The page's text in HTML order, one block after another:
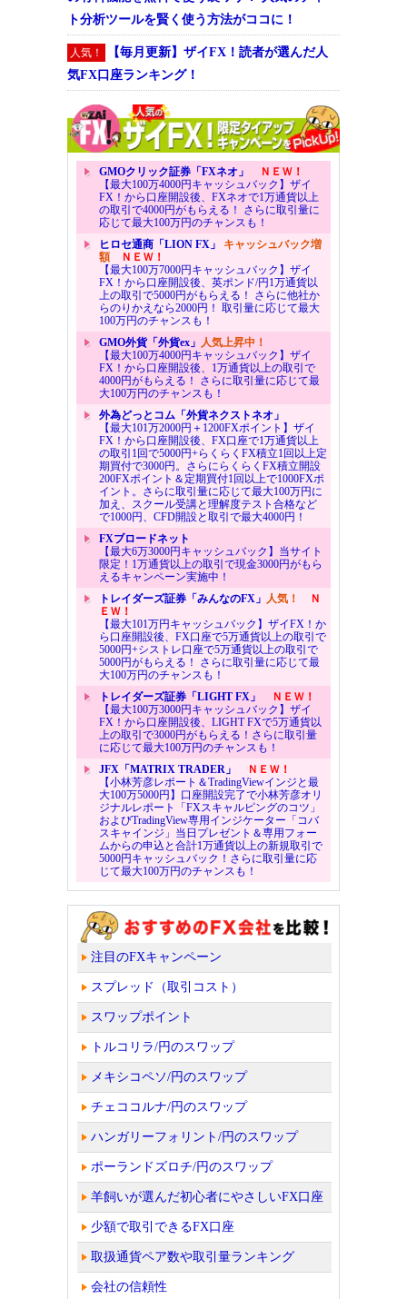
ト分析ツールを賢く使う方法がココに！
人気！
【毎月更新】ザイFX！読者が選んだ人
気FX口座ランキング！
GMOクリック証券「FXネオ」
ＮＥＷ！
【最大100万4000円キャッシュバック】ザイ
FX！から口座開設後、FXネオで1万通貨以上
の取引で4000円がもらえる！ さらに取引量に
応じて最大100万円のチャンスも！
ヒロセ通商「LION FX」 キャッシュバック増
額ＮＥＷ！
【最大100万7000円キャッシュバック】ザイ
FX！から口座開設後、英ポンド/円1万通貨以
上の取引で5000円がもらえる！ さらに他社か
らのりかえなら2000円！ 取引量に応じて最大
100万円のチャンスも！
GMO外貨「外貨ex」 人気上昇中！
【最大100万4000円キャッシュバック】ザイ
FX！から口座開設後、1万通貨以上の取引で
4000円がもらえる！ さらに取引量に応じて最
大100万円のチャンスも！
外為どっとコム「外貨ネクストネオ」
【最大101万2000円＋1200FXポイント】ザイ
FX！から口座開設後、FX口座で1万通貨以上
の取引1回で5000円+らくらくFX積立1回以上定
期買付で3000円。さらにらくらくFX積立開設
200FXポイント＆定期買付1回以上で1000FXポ
イント。さらに取引量に応じて最大100万円に
加え、スクール受講と理解度テスト合格など
で1000円、CFD開設と取引で最大4000円！
FXブロードネット
【最大6万3000円キャッシュバック】当サイト
限定！1万通貨以上の取引で現金3000円がもら
えるキャンペーン実施中！
トレイダーズ証券「みんなのFX」 人気！
Ｎ
ＥＷ！
【最大101万円キャッシュバック】ザイFX！か
ら口座開設後、FX口座で5万通貨以上の取引で
5000円+シストレ口座で5万通貨以上の取引で
5000円がもらえる！ さらに取引量に応じて最
大100万円のチャンスも！
トレイダーズ証券「LIGHT FX」
ＮＥＷ！
【最大100万3000円キャッシュバック】ザイ
FX！から口座開設後、LIGHT FXで5万通貨以
上の取引で3000円がもらえる！さらに取引量
に応じて最大100万円のチャンスも！
JFX「MATRIX TRADER」
ＮＥＷ！
【小林芳彦レポート＆TradingViewインジと最
大100万5000円】口座開設完了で小林芳彦オリ
ジナルレポート「FXスキャルピングのコツ」
およびTradingView専用インジケーター「コバ
スキャインジ」当日プレゼント＆専用フォー
ムからの申込と合計1万通貨以上の新規取引で
5000円キャッシュバック！さらに取引量に応
じて最大100万円のチャンスも！
注目のFXキャンペーン
スプレッド（取引コスト）
スワップポイント
トルコリラ/円のスワップ
メキシコペソ/円のスワップ
チェココルナ/円のスワップ
ハンガリーフォリント/円のスワップ
ポーランドズロチ/円のスワップ
羊飼いが選んだ初心者にやさしいFX口座
少額で取引できるFX口座
取扱通貨ペア数や取引量ランキング
会社の信頼性